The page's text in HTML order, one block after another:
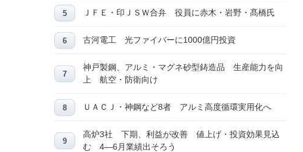
ＪＦＥ・印ＪＳＷ合弁 役員に赤木・岩野・髙橋氏
古河電工 光ファイバーに1000億円投資
神戸製鋼、アルミ・マグネ砂型鋳造品 生産能力を向
上 航空・防衛向け
ＵＡＣＪ・神鋼など8者 アルミ高度循環実用化へ
高炉3社 下期、利益が改善 値上げ・投資効果見込
む 4―6月業績出そろう